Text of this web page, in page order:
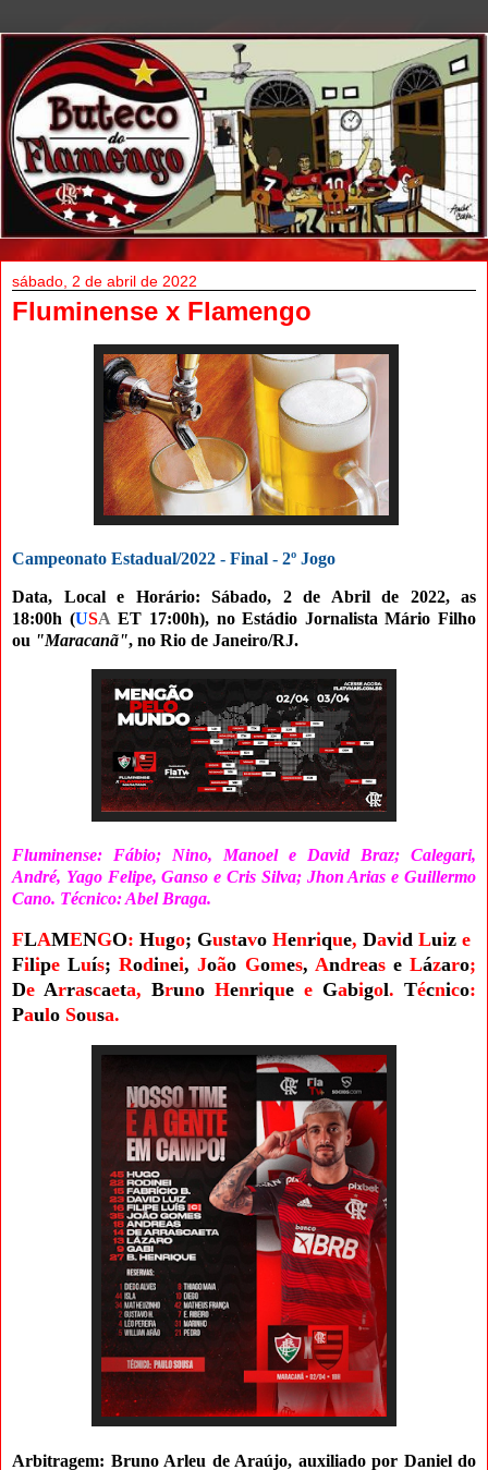
sábado, 2 de abril de 2022
Fluminense x Flamengo
Campeonato Estadual/2022 - Final - 2º Jogo
Data, Local e Horário: Sábado, 2 de Abril de 2022, as
18:00h (USA ET 17:00h), no Estádio Jornalista Mário Filho
ou "Maracanã", no Rio de Janeiro/RJ.
Fluminense: Fábio; Nino, Manoel e David Braz; Calegari,
André, Yago Felipe, Ganso e Cris Silva; Jhon Arias e Guillermo
Cano. Técnico: Abel Braga.
FLAMENGO: Hugo; Gustavo Henrique, David Luiz e
FilipeLuís;Rodinei, João Gomes, Andreas eLázaro;
De Arrascaeta, Bruno Henrique e Gabigol. Técnico:
Paulo Sousa.
Arbitragem: Bruno Arleu de Araújo, auxiliado por Daniel do